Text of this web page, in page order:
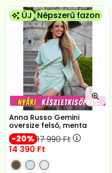
ÚJ Népszerű fazon
Anna Russo Gemini
oversize felső, menta
20 17 990Ft
14 390 Ft